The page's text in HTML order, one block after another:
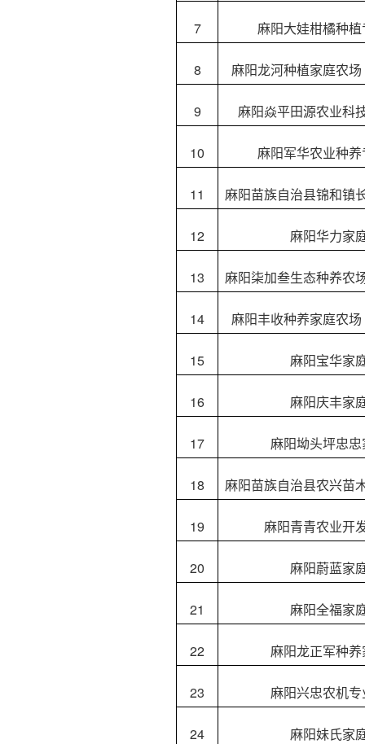
7 麻阳大娃柑橘种
8 麻阳龙河种植家庭农
9 麻阳焱平田源农业科
10 麻阳军华农业种
11 麻阳苗族自治县锦和镇
12 麻阳华力家
13 麻阳柒加叁生态种养农
14 麻阳丰收种养家庭农
15 麻阳宝华家
16 麻阳庆丰家
17 麻阳坳头坪忠
18 麻阳苗族自治县农兴苗
19 麻阳青青农业开
20 麻阳蔚蓝家
21 麻阳全福家
22 麻阳龙正军种
23 麻阳兴忠农机
24 麻阳妹氏家